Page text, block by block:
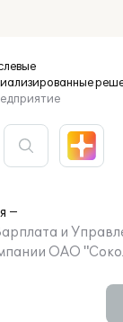
и
ОАО